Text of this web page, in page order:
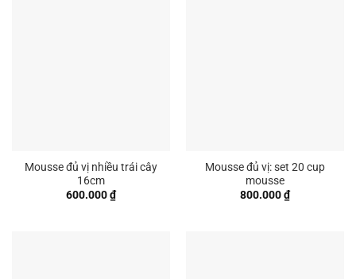
Mousse đủ vị nhiều trái cây
16cm
600.000₫
Mousse đủ vị: set 20 cup
mousse
800.000₫